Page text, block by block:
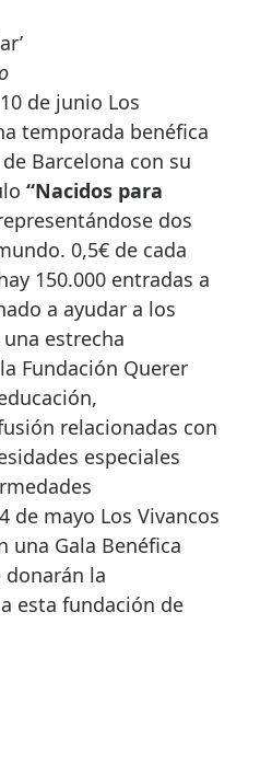
de junio Los
temporada benéfica
Barcelona con su
“Nacidos para
dos
0,5€ de cada
150.000 entradas a
a ayudar a los
estrecha
Fundación Querer
relacionadas con
especiales
de mayo Los Vivancos
una Gala Benéfica
donarán la
esta fundación de